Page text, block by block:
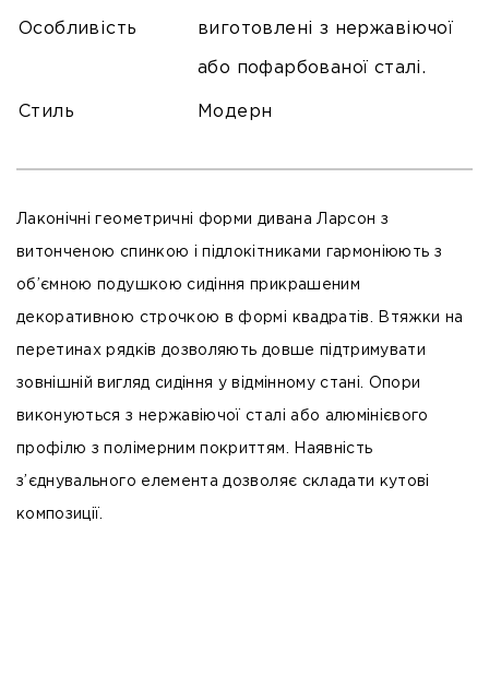
Особливість виготовлені з нержавіючої
або пофарбованої сталі.
Стиль Модерн
Лаконічні геометричні форми дивана Ларсон з
витонченою спинкою і підлокітниками гармоніюють з
об’ємною подушкою сидіння прикрашеним
декоративною строчкою в формі квадратів. Втяжки на
перетинах рядків дозволяють довше підтримувати
зовнішній вигляд сидіння у відмінному стані. Опори
виконуються з нержавіючої сталі або алюмінієвого
профілю з полімерним покриттям. Наявність
з’єднувального елемента дозволяє складати кутові
композиції.